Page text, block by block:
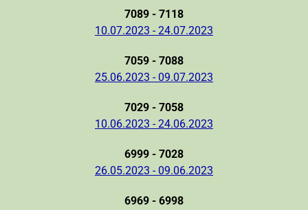
7089 - 7118
10.07.2023 - 24.07.2023
7059 - 7088
25.06.2023 - 09.07.2023
7029 - 7058
10.06.2023 - 24.06.2023
6999 - 7028
26.05.2023 - 09.06.2023
6969 - 6998